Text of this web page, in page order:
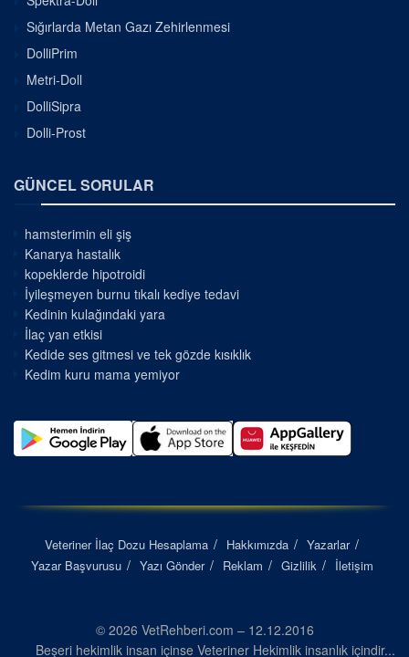
Sığırlarda Metan Gazı Zehirlenmesi
DolliPrim
Metri-Doll
DolliSipra
Dolli-Prost
GÜNCEL SORULAR
hamsterimin eli şiş
Kanarya hastalık
kopeklerde hipotroidi
İyileşmeyen burnu tıkalı kediye tedavi
Kedinin kulağındaki yara
İlaç yan etkisi
Kedide ses gitmesi ve tek gözde kısıklık
Kedim kuru mama yemiyor
Veteriner İlaç Dozu Hesaplama Hakkımızda
Yazarlar
Yazar Başvurusu
Yazı Gönder Reklam Gizlilik İletişim
© 2026 VetRehberi.com – 12.12.2016
Beşeri hekimlik insan içinse Veteriner Hekimlik insanlık içindir...